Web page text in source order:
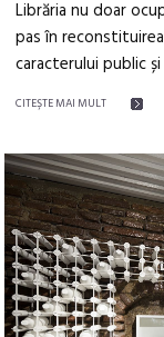
Librăria nu doar
pas în
caracterului public
CITEŞTE MAI MULT